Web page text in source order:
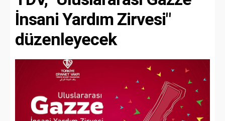
İnsani Yardım Zirvesi"
düzenleyecek